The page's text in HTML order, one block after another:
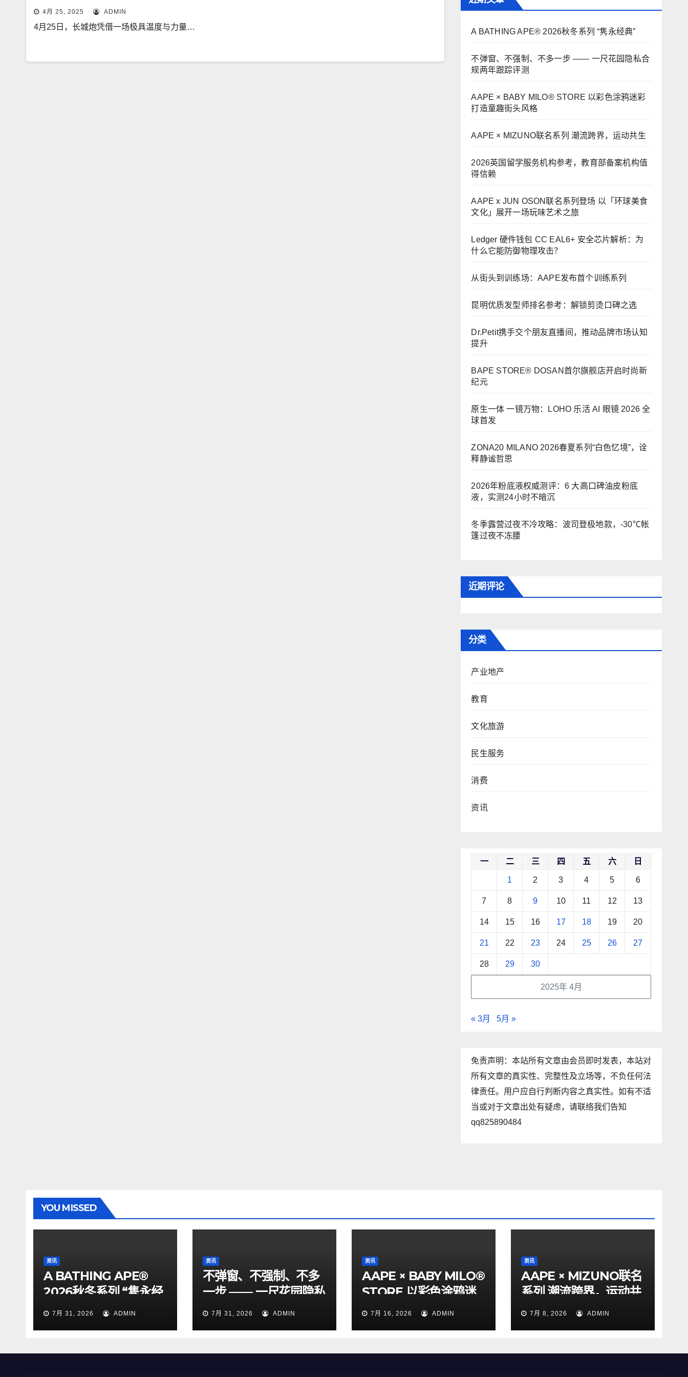
4月 25, 2025 ADMIN
4月25日，长城炮凭借一场极具温度与力量…
A BATHING APE® 2026秋冬系列 “隽永经典”
不弹窗、不强制、不多一步 —— 一尺花园隐私合
规两年跟踪评测
AAPE × BABY MILO® STORE 以彩色涂鸦迷彩
打造童趣街头风格
AAPE × MIZUNO联名系列 潮流跨界，运动共生
2026英国留学服务机构参考，教育部备案机构值
得信赖
AAPE x JUN OSON联名系列登场 以「环球美食
文化」展开一场玩味艺术之旅
Ledger 硬件钱包 CC EAL6+ 安全芯片解析：为
什么它能防御物理攻击？
从街头到训练场：AAPE发布首个训练系列
昆明优质发型师排名参考：解锁剪烫口碑之选
Dr.Petit携手交个朋友直播间，推动品牌市场认知
提升
BAPE STORE® DOSAN首尔旗舰店开启时尚新
纪元
原生一体 一镜万物：LOHO 乐活 AI 眼镜 2026 全
球首发
ZONA20 MILANO 2026春夏系列“白色忆境”，诠
释静谧哲思
2026年粉底液权威测评：6 大高口碑油皮粉底
液，实测24小时不暗沉
冬季露营过夜不冷攻略：波司登极地款，-30℃帐
篷过夜不冻腰
近期评论
分类
产业地产
教育
文化旅游
民生服务
消费
资讯
2025年 4月
一 二 三 四 五 六 日
1 2 3 4 5 6
7 8 9 10 11 12 13
14 15 16 17 18 19 20
21 22 23 24 25 26 27
28 29 30
« 3月 5月 »
免责声明：本站所有文章由会员即时发表，本站对
所有文章的真实性、完整性及立场等，不负任何法
律责任。用户应自行判断内容之真实性。如有不适
当或对于文章出处有疑虑，请联络我们告知
qq825890484
YOU MISSED
资讯
A BATHING APE®
2026秋冬系列 “隽永经
典”7月 31, 2026 ADMIN
资讯
不弹窗、不强制、不多
一步 —— 一尺花园隐私
合规两年跟踪评测
7月 31, 2026 ADMIN
资讯
AAPE × BABY MILO®
STORE 以彩色涂鸦迷
彩打造童趣街头风格
7月 16, 2026 ADMIN
资讯
AAPE × MIZUNO联名
系列 潮流跨界，运动共
生7月 8, 2026 ADMIN